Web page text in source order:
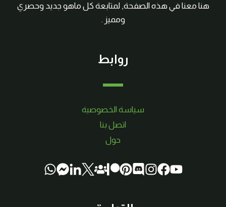
هنا معنا في هذه الصفحة, لمتابعة كل ماهو جديد وحصري
ومميز .
روابط
سياسة الخصوصية
اتصل بنا
حول